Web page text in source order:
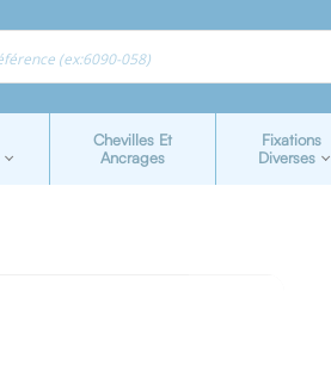
Chevilles Et
Ancrages
Fixations
Diverses